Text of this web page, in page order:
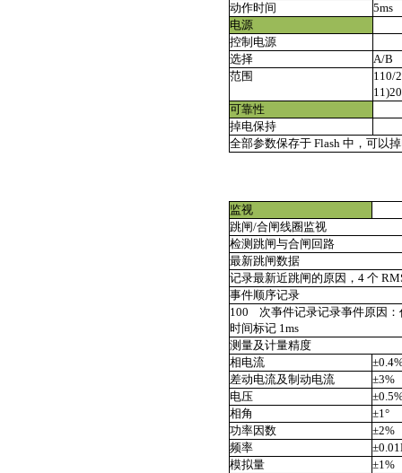
动作时间
5ms
电源
控制电源
选择
A/B
范围
110/
可靠性
掉电保持
全部参数保存于 Flash 中，可以
监视
跳闸/合闸线圈监视
检测跳闸与合闸回路
最新跳闸数据
记录最新近跳闸的原因，4 个
事件顺序记录
100
次亊件记录记录亊件原因
时间标记 1ms
测量及计量精度
相电流
差动电流及制动电流
±3%
电压
相角
±1°
功率因数
±2%
频率
模拟量
±1%